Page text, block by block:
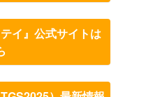
イ』公式サイトは